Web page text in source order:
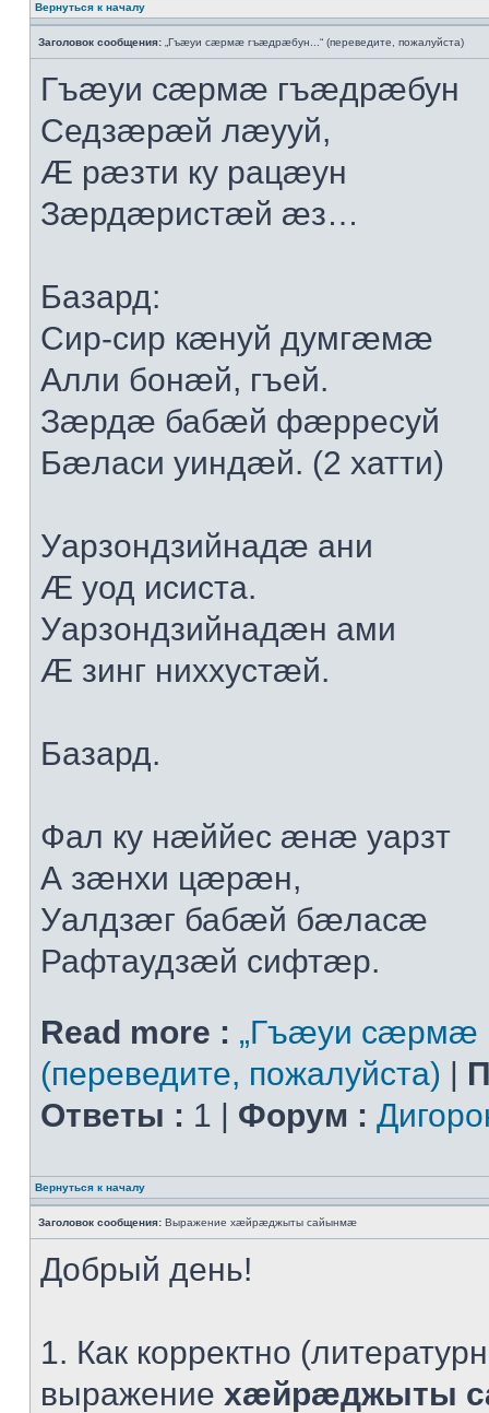
Вернуться к началу
Заголовок сообщения: „Гъæуи сæрмæ гъæдрæбун...“ (переведите, пожалуйста)
Гъæуи сæрмæ гъæдрæбун
Седзæрæй лæууй,
Æ рæзти ку рацæун
Зæрдæристæй æз…
Базард:
Сир-сир кæнуй думгæмæ
Алли бонæй, гъей.
Зæрдæ бабæй фæрресуй
Бæласи уиндæй. (2 хатти)
Уарзондзийнадæ ани
Æ уод исиста.
Уарзондзийнадæн ами
Æ зинг ниххустæй.
Базард.
Фал ку нæййес æнæ уарзт
А зæнхи цæрæн,
Уалдзæг бабæй бæласæ
Рафтаудзæй сифтæр.
Read more : „Гъæуи сæрмæ
(переведите, пожалуйста) |
Ответы : 1 | Форум :
Вернуться к началу
Заголовок сообщения: Выражение хæйрæджыты сайынмæ
Добрый день!
1. Как корректно
выражение хæйрæджыты